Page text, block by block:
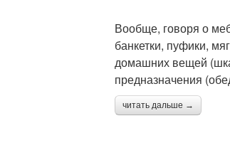
Вообще, говоря о
банкетки, пуфики,
домашних вещей
предназначения
читать дальше →